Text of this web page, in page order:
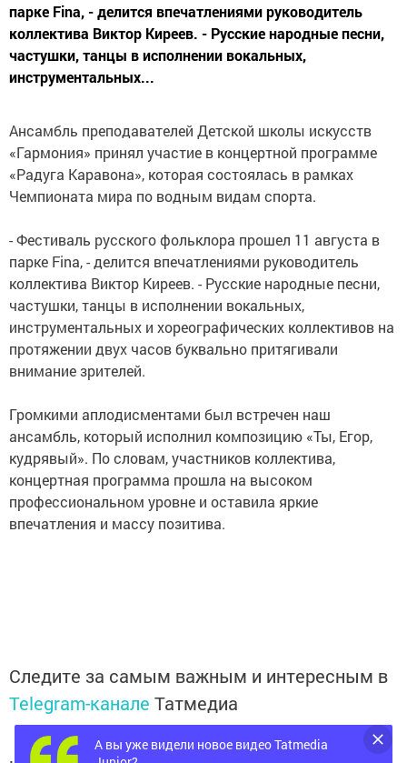
парке Fina, - делится впечатлениями руководитель
коллектива Виктор Киреев. - Русские народные песни,
частушки, танцы в исполнении вокальных,
инструментальных...
Ансамбль преподавателей Детской школы искусств
«Гармония» принял участие в концертной программе
«Радуга Каравона», которая состоялась в рамках
Чемпионата мира по водным видам спорта.
- Фестиваль русского фольклора прошел 11 августа в
парке Fina, - делится впечатлениями руководитель
коллектива Виктор Киреев. - Русские народные песни,
частушки, танцы в исполнении вокальных,
инструментальных и хореографических коллективов на
протяжении двух часов буквально притягивали
внимание зрителей.
Громкими аплодисментами был встречен наш
ансамбль, который исполнил композицию «Ты, Егор,
кудрявый». По словам, участников коллектива,
концертная программа прошла на высоком
профессиональном уровне и оставила яркие
впечатления и массу позитива.
Следите за самым важным и интересным в
Telegram-канале Татмедиа
А вы уже видели новое видео Tatmedia